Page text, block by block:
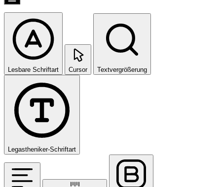
Lesbare Schriftart Cursor Textvergrößerung
Legastheniker-Schriftart